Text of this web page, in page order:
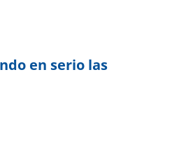
en serio las